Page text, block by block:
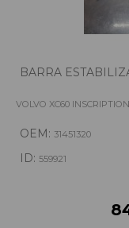
BARRA
VOLVO XC60
OEM: 31451320
ID: 559921